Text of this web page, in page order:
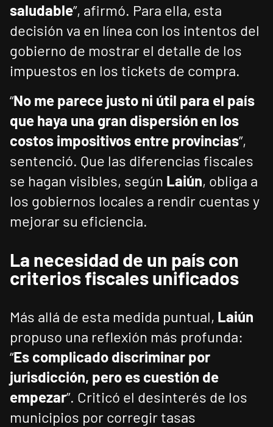
saludable”, afirmó. Para ella, esta
decisión va en línea con los intentos del
gobierno de mostrar el detalle de los
impuestos en los tickets de compra.
“No me parece justo ni útil para el país
que haya una gran dispersión en los
costos impositivos entre provincias”,
sentenció. Que las diferencias fiscales
se hagan visibles, según Laiún, obliga a
los gobiernos locales a rendir cuentas y
mejorar su eficiencia.
La necesidad de un país con
criterios fiscales unificados
Más allá de esta medida puntual, Laiún
propuso una reflexión más profunda:
“Es complicado discriminar por
jurisdicción, pero es cuestión de
empezar”. Criticó el desinterés de los
municipios por corregir tasas